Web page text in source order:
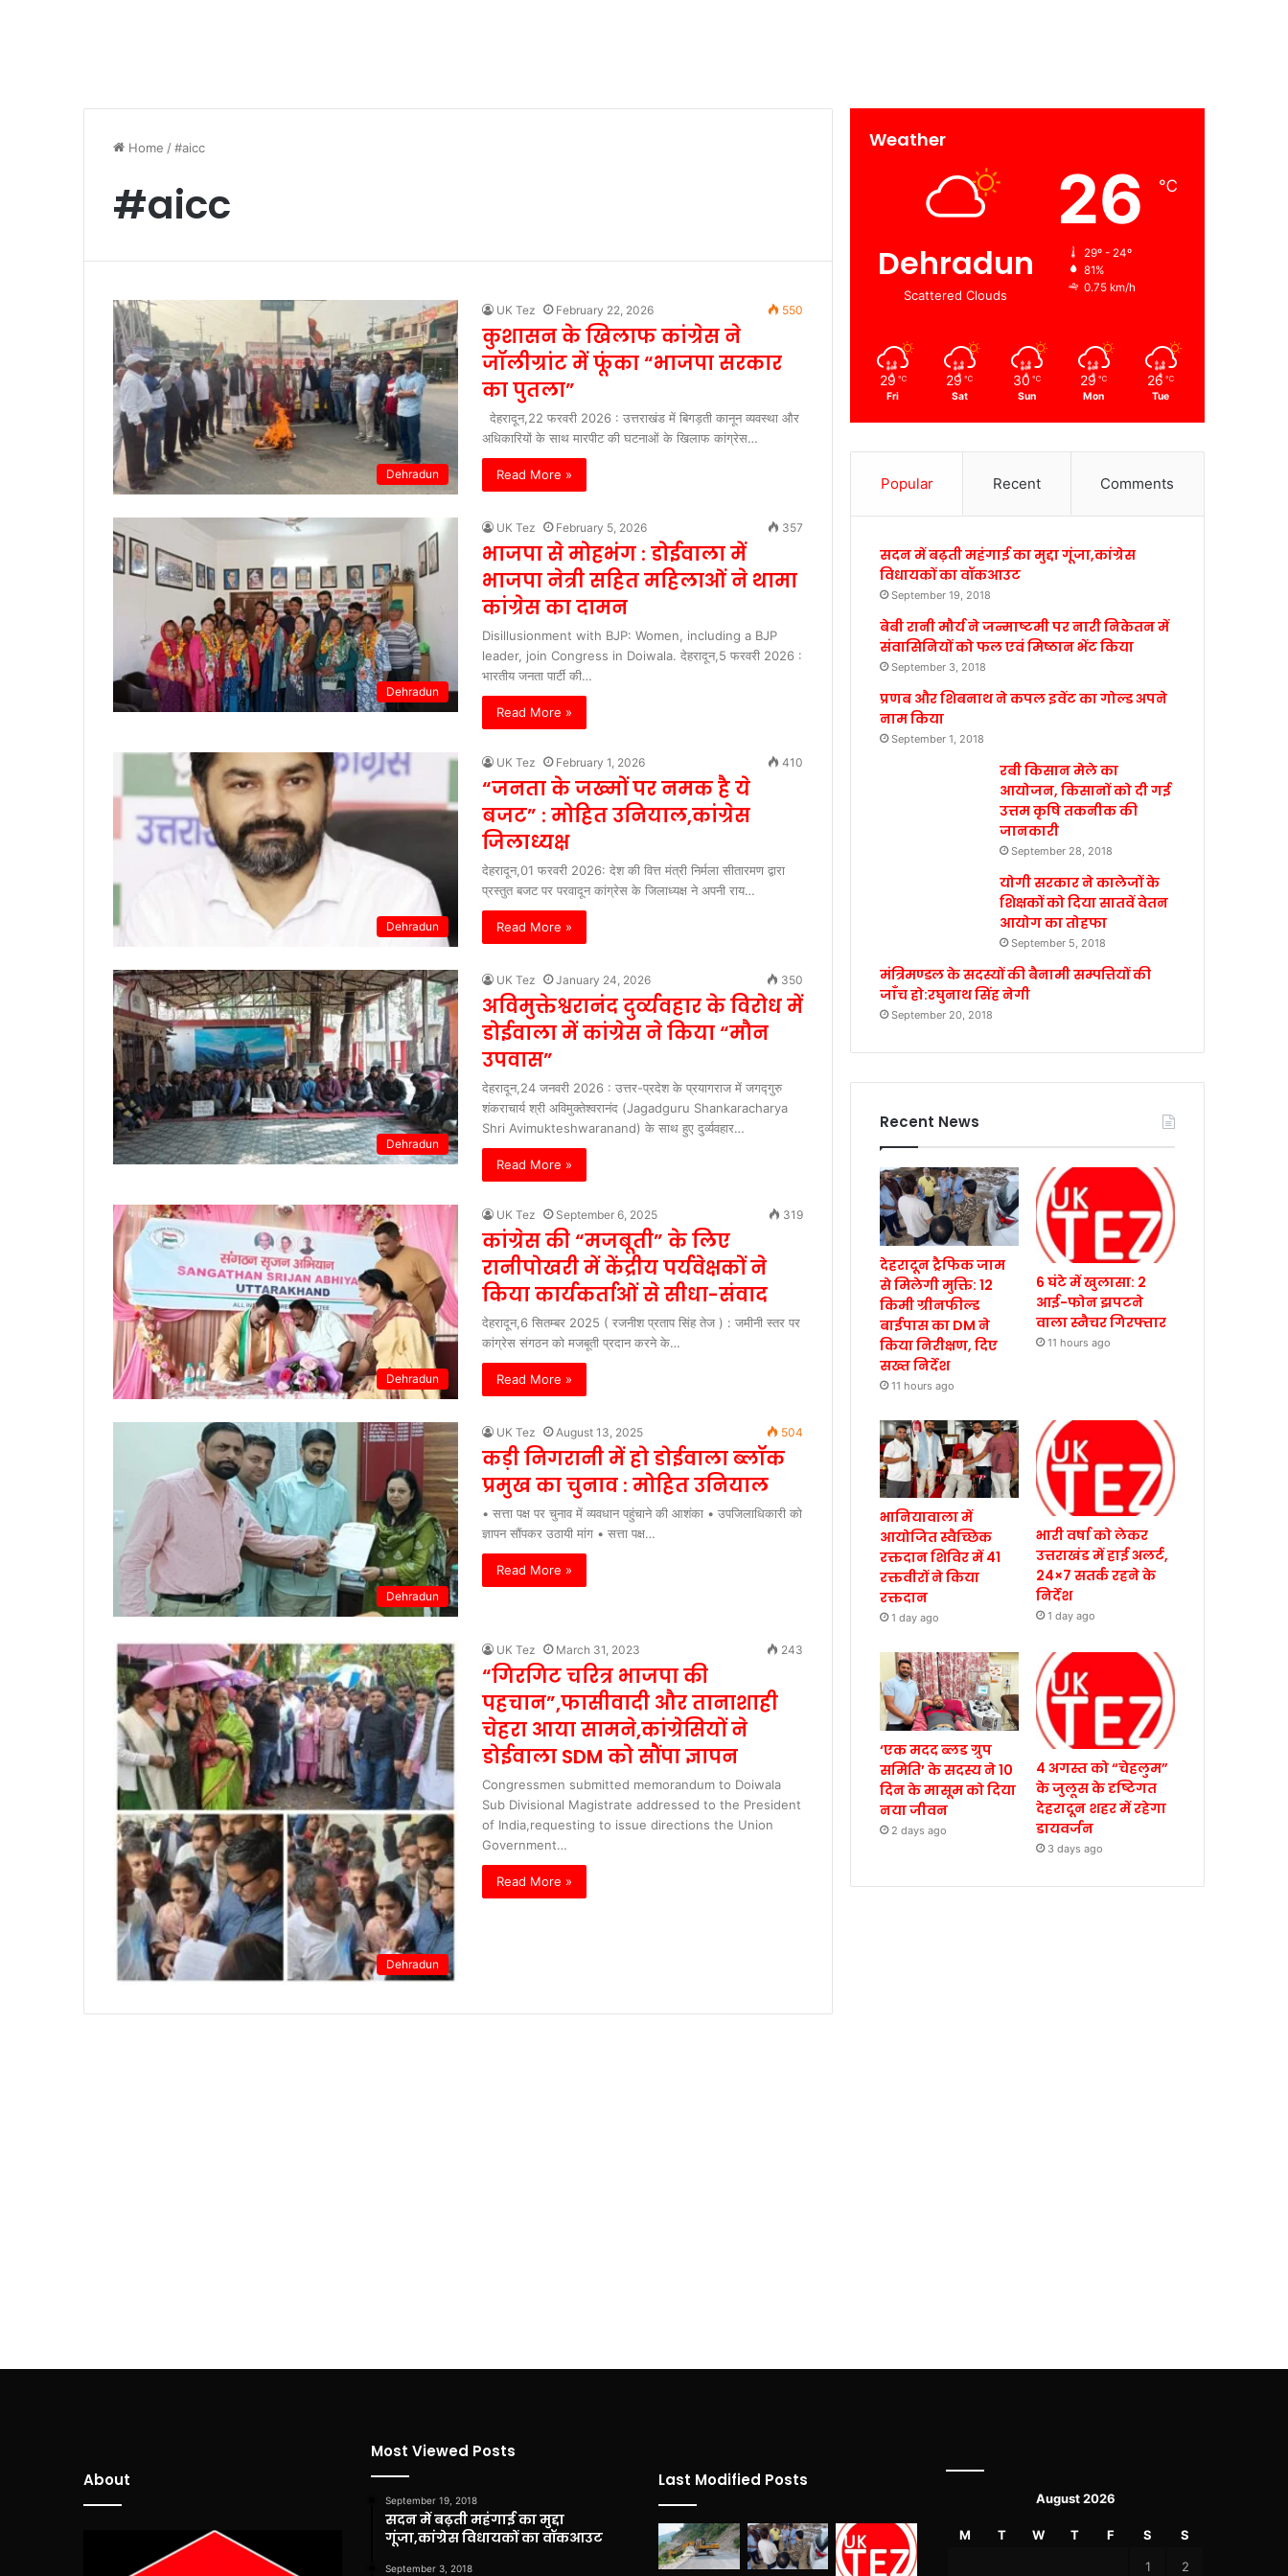
Home /#aicc
#aicc
Dehradun
UK Tez February 22, 2026 550
कुशासन के खिलाफ कांग्रेस ने
जॉलीग्रांट में फूंका “भाजपा सरकार
का पुतला”
देहरादून,22 फरवरी 2026 : उत्तराखंड में बिगड़ती कानून व्यवस्था और
अधिकारियों के साथ मारपीट की घटनाओं के खिलाफ कांग्रेस…
Read More »
Dehradun
UK Tez February 5, 2026 357
भाजपा से मोहभंग : डोईवाला में
भाजपा नेत्री सहित महिलाओं ने थामा
कांग्रेस का दामन
Disillusionment with BJP: Women, including a BJP
leader, join Congress in Doiwala. देहरादून,5 फरवरी 2026 :
भारतीय जनता पार्टी की…
Read More »
Dehradun
UK Tez February 1, 2026 410
“जनता के जख्मों पर नमक है ये
बजट” : मोहित उनियाल,कांग्रेस
जिलाध्यक्ष
देहरादून,01 फरवरी 2026: देश की वित्त मंत्री निर्मला सीतारमण द्वारा
प्रस्तुत बजट पर परवादून कांग्रेस के जिलाध्यक्ष ने अपनी राय…
Read More »
Dehradun
UK Tez January 24, 2026 350
अविमुक्तेश्वरानंद दुर्व्यवहार के विरोध में
डोईवाला में कांग्रेस ने किया “मौन
उपवास”
देहरादून,24 जनवरी 2026 : उत्तर-प्रदेश के प्रयागराज में जगद्गुरु
शंकराचार्य श्री अविमुक्तेश्वरानंद (Jagadguru Shankaracharya
Shri Avimukteshwaranand) के साथ हुए दुर्व्यवहार…
Read More »
Dehradun
UK Tez September 6, 2025 319
कांग्रेस की “मजबूती” के लिए
रानीपोखरी में केंद्रीय पर्यवेक्षकों ने
किया कार्यकर्ताओं से सीधा-संवाद
देहरादून,6 सितम्बर 2025 ( रजनीश प्रताप सिंह तेज ) : जमीनी स्तर पर
कांग्रेस संगठन को मजबूती प्रदान करने के…
Read More »
Dehradun
UK Tez August 13, 2025 504
कड़ी निगरानी में हो डोईवाला ब्लॉक
प्रमुख का चुनाव : मोहित उनियाल
• सत्ता पक्ष पर चुनाव में व्यवधान पहुंचाने की आशंका • उपजिलाधिकारी को
ज्ञापन सौंपकर उठायी मांग • सत्ता पक्ष…
Read More »
Dehradun
UK Tez March 31, 2023 243
“गिरगिट चरित्र भाजपा की
पहचान”,फासीवादी और तानाशाही
चेहरा आया सामने,कांग्रेसियों ने
डोईवाला SDM को सौंपा ज्ञापन
Congressmen submitted memorandum to Doiwala
Sub Divisional Magistrate addressed to the President
of India,requesting to issue directions the Union
Government…
Read More »
Weather
Dehradun
Scattered Clouds
26 ℃
29º - 24º
81%
0.75 km/h
29 ℃
Fri
29 ℃
Sat
30 ℃
Sun
29 ℃
Mon
26 ℃
Tue
Popular Recent Comments
सदन में बढ़ती महंगाई का मुद्दा गूंजा,कांग्रेस
विधायकों का वॉकआउट
September 19, 2018
बेबी रानी मौर्य ने जन्माष्टमी पर नारी निकेतन में
संवासिनियों को फल एवं मिष्ठान भेंट किया
September 3, 2018
प्रणब और शिबनाथ ने कपल इवेंट का गोल्ड अपने
नाम किया
September 1, 2018
रबी किसान मेले का
आयोजन, किसानों को दी गई
उत्तम कृषि तकनीक की
जानकारी
September 28, 2018
योगी सरकार ने कालेजों के
शिक्षकों को दिया सातवें वेतन
आयोग का तोहफा
September 5, 2018
मंत्रिमण्डल के सदस्यों की बैनामी सम्पत्तियों की
जाँच हो:रघुनाथ सिंह नेगी
September 20, 2018
Recent News
देहरादून ट्रैफिक जाम
से मिलेगी मुक्ति: 12
किमी ग्रीनफील्ड
बाईपास का DM ने
किया निरीक्षण, दिए
सख्त निर्देश
11 hours ago
6 घंटे में खुलासा: 2
आई-फोन झपटने
वाला स्नैचर गिरफ्तार
11 hours ago
भानियावाला में
आयोजित स्वैच्छिक
रक्तदान शिविर में 41
रक्तवीरों ने किया
रक्तदान
1 day ago
भारी वर्षा को लेकर
उत्तराखंड में हाई अलर्ट,
24×7 सतर्क रहने के
निर्देश
1 day ago
‘एक मदद ब्लड ग्रुप
समिति’ के सदस्य ने 10
दिन के मासूम को दिया
नया जीवन
2 days ago
4 अगस्त को “चेहलुम”
के जुलूस के दृष्टिगत
देहरादून शहर में रहेगा
डायवर्जन
3 days ago
About
Most Viewed Posts
September 19, 2018
सदन में बढ़ती महंगाई का मुद्दा
गूंजा,कांग्रेस विधायकों का वॉकआउट
September 3, 2018
Last Modified Posts
August 2026
M T W T F S S
1 2